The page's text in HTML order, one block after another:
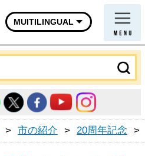
MUITILINGUAL
> 市の紹介 > 20周年記念 >